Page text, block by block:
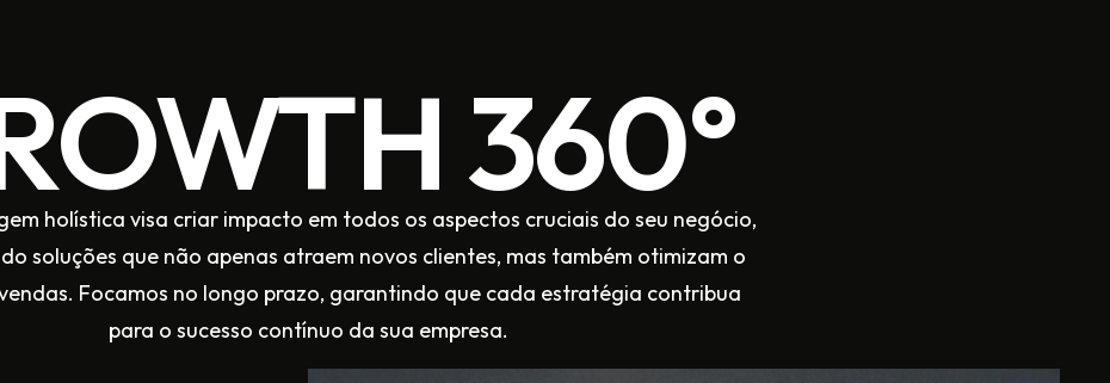
360°
holística visa criar impacto em todos os aspectos cruciais do seu negócio,
soluções que não apenas atraem novos clientes, mas também otimizam o
Focamos no longo prazo, garantindo que cada estratégia contribua
para o sucesso contínuo da sua empresa.